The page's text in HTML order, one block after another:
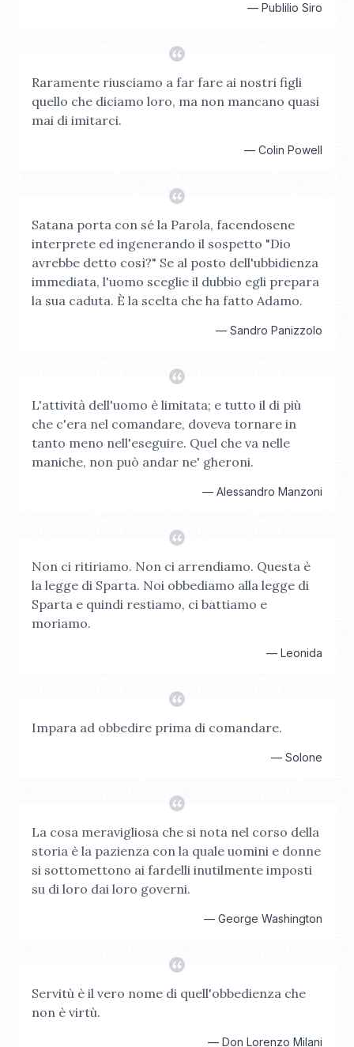
— Publilio Siro
Raramente riusciamo a far fare ai nostri figli
quello che diciamo loro, ma non mancano quasi
mai di imitarci.
— Colin Powell
Satana porta con sé la Parola, facendosene
interprete ed ingenerando il sospetto "Dio
avrebbe detto così?" Se al posto dell'ubbidienza
immediata, l'uomo sceglie il dubbio egli prepara
la sua caduta. È la scelta che ha fatto Adamo.
— Sandro Panizzolo
L'attività dell'uomo è limitata; e tutto il di più
che c'era nel comandare, doveva tornare in
tanto meno nell'eseguire. Quel che va nelle
maniche, non può andar ne' gheroni.
— Alessandro Manzoni
Non ci ritiriamo. Non ci arrendiamo. Questa è
la legge di Sparta. Noi obbediamo alla legge di
Sparta e quindi restiamo, ci battiamo e
moriamo.
— Leonida
Impara ad obbedire prima di comandare.
— Solone
La cosa meravigliosa che si nota nel corso della
storia è la pazienza con la quale uomini e donne
si sottomettono ai fardelli inutilmente imposti
su di loro dai loro governi.
— George Washington
Servitù è il vero nome di quell'obbedienza che
non è virtù.
— Don Lorenzo Milani